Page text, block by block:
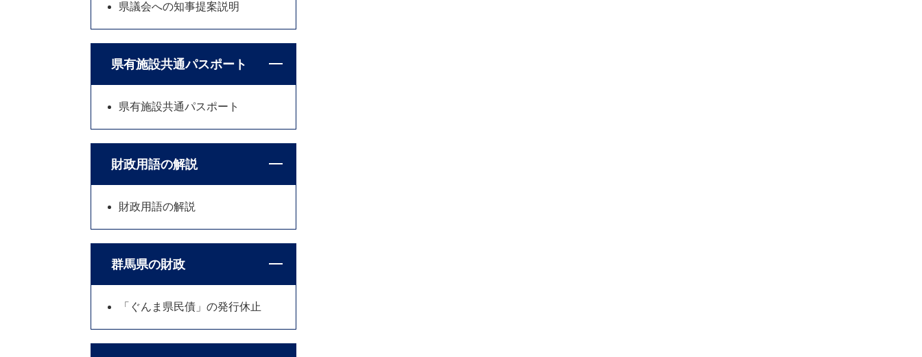
県議会への知事提案説明
県有施設共通パスポート
県有施設共通パスポート
財政用語の解説
財政用語の解説
群馬県の財政
「ぐんま県民債」の発行休止